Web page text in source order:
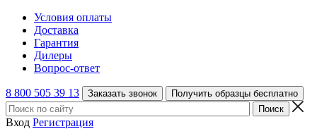
Условия оплаты
Доставка
Гарантия
Дилеры
Вопрос-ответ
8 800 505 39 13 Заказать звонок Получить образцы бесплатно
Вход Регистрация